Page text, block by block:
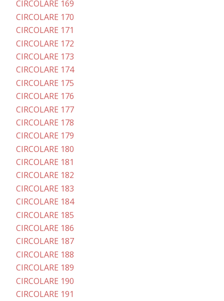
CIRCOLARE 169
CIRCOLARE 170
CIRCOLARE 171
CIRCOLARE 172
CIRCOLARE 173
CIRCOLARE 174
CIRCOLARE 175
CIRCOLARE 176
CIRCOLARE 177
CIRCOLARE 178
CIRCOLARE 179
CIRCOLARE 180
CIRCOLARE 181
CIRCOLARE 182
CIRCOLARE 183
CIRCOLARE 184
CIRCOLARE 185
CIRCOLARE 186
CIRCOLARE 187
CIRCOLARE 188
CIRCOLARE 189
CIRCOLARE 190
CIRCOLARE 191